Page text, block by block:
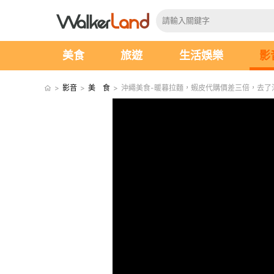
美食 旅遊 生活娛樂 影
> 影音 > 美 食 > 沖繩美食-暖暮拉麵，蝦皮代購價差三倍，去